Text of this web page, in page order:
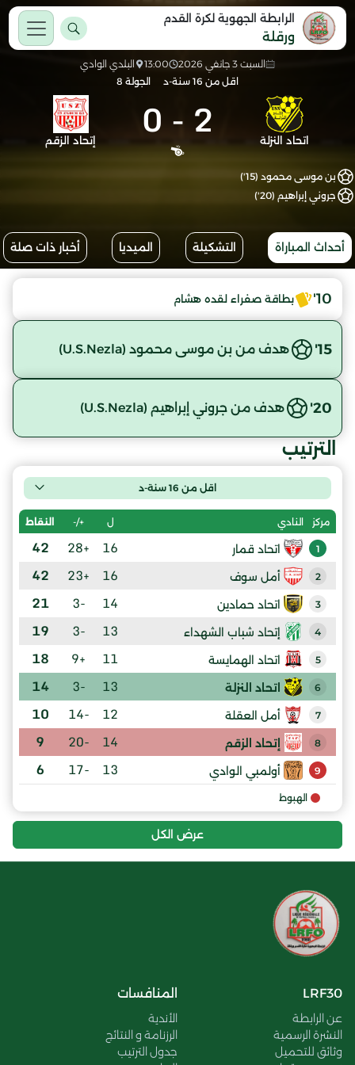
الرابطة الجهوية لكرة القدم
ورقلة
السبت 3 جانفي 2026 13:00
البلدي الوادي
اقل من 16 سنة-د
الجولة 8
اتحاد النزلة 2
-
0 إتحاد الزقم
بن موسى محمود (15')
جروني إبراهيم (20')
أحداث المباراة التشكيلة الميديا أخبار ذات صلة
10' بطاقة صفراء لقده هشام
15' هدف من بن موسى محمود (U.S.Nezla)
20' هدف من جروني إبراهيم (U.S.Nezla)
الترتيب
اقل من 16 سنة-د
مركز النادي ل +/- النقاط
1 اتحاد قمار 16
+28
42
2 أمل سوف 16
+23
42
3 اتحاد حمادين 14
-3
21
4 إتحاد شباب الشهداء 13
-3
19
5 اتحاد الهمايسة 11
+9
18
6 اتحاد النزلة 13
-3
14
7 أمل العقلة 12
-14
10
8 إتحاد الزقم 14
-20
9
9 أولمبي الوادي 13
-17
6
الهبوط
عرض الكل
LRF30
عن الرابطة
النشرة الرسمية
وثائق للتحميل
المنافسات
الأندية
الرزنامة و النتائج
جدول الترتيب